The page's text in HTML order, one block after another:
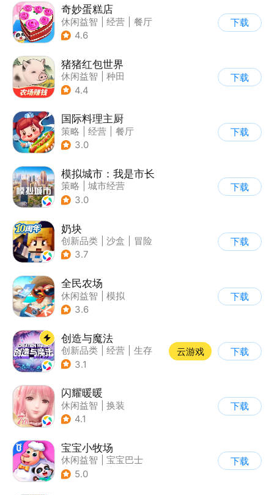
奇妙蛋糕店
休闲益智 经营
餐厅
| 宝宝巴士
4.6
下载
猪猪红包世界
休闲益智
种田
| 田园生活
4.4
下载
国际料理主厨
策略 经营
餐厅
| 学习教育
3.0
下载
模拟城市：我是市长
策略
城市经营
| 模拟城市
3.0
下载
奶块
创新品类 沙盒
冒险
| 开放世界
3.7
下载
全民农场
休闲益智
模拟
| 田园生活
3.6
下载
创造与魔法
创新品类 经营
生存
| 开放世界
3.1
云游戏 下载
闪耀暖暖
休闲益智
换装
| 女性向
4.1
下载
宝宝小牧场
休闲益智
宝宝巴士
| 学习教育
5.0
下载